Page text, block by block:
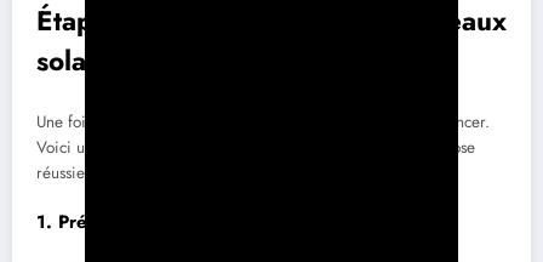
Étapes de l’installation des panneaux
solaires
Une fois toutes les décisions prises, l’installation peut commencer.
Voici un aperçu des étapes clé à suivre pour garantir une pose
réussie.
1. Préparation du site